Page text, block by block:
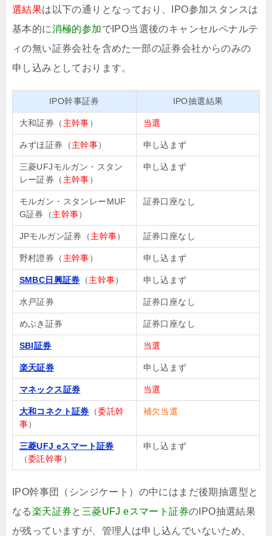
選結果は以下の通りとなっており、IPO参加スタンスは
基本的に消極的参加でIPO当選後のキャンセルペナルテ
ィの無い証券会社を含めた一部の証券会社からのみの
申し込みとしております。
IPO幹事証券 IPO抽選結果
大和証券（ 主幹事） 当選
みずほ証券（主幹事） 申し込まず
三菱UFJモルガン・スタン
レー証券（ 主幹事）
申し込まず
モルガン・スタンレーMUF
G証券（主幹事）
証券口座なし
JPモルガン証券（主幹事） 証券口座なし
野村證券（ 主幹事） 申し込まず
SMBC日興証券 （主幹事） 申し込まず
水戸証券 証券口座なし
めぶき証券 証券口座なし
SBI証券 当選
楽天証券 申し込まず
マネックス証券 当選
大和コネクト証券 （委託幹
事）
補欠当選
三菱UFJ eスマート証券
（委託幹事）
申し込まず
IPO幹事団（シンジケート）の中にはまだ後期抽選型と
なる楽天証券と 三菱UFJ eスマート証券のIPO抽選結果
が残っていますが、管理人は申し込んでいないため、